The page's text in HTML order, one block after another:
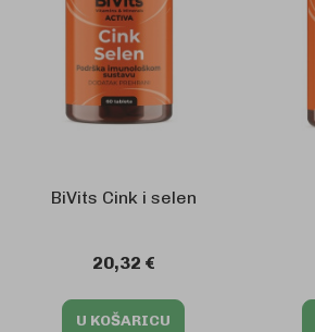
BiVits Cink i selen
20,32 €
U KOŠARICU